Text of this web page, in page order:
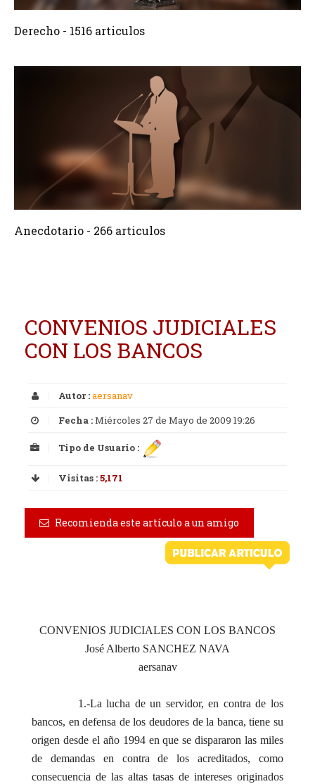
Derecho - 1516 articulos
Crear 266 Articulos
Anecdotario - 266 articulos
CONVENIOS JUDICIALES
CON LOS BANCOS
Autor :aersanav
Fecha :Miércoles 27 de Mayo de 2009 19:26
Tipo de Usuario :
Visitas :5,171
Recomienda este artículo a un amigo
CONVENIOS JUDICIALES CON LOS BANCOS
José Alberto SANCHEZ NAVA
aersanav
1.-La lucha de un servidor, en contra de los
bancos, en defensa de los deudores de la banca, tiene su
origen desde el año 1994 en que se dispararon las miles
de demandas en contra de los acreditados, como
consecuencia de las altas tasas de intereses originados